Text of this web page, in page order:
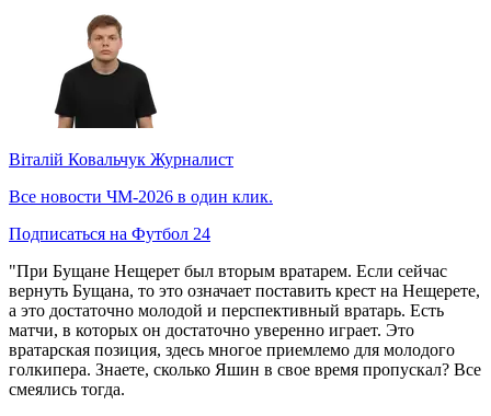
Віталій Ковальчук Журналист
Все новости ЧМ-2026 в один клик.
Подписаться на Футбол 24
"При Бущане Нещерет был вторым вратарем. Если сейчас
вернуть Бущана, то это означает поставить крест на Нещерете,
а это достаточно молодой и перспективный вратарь. Есть
матчи, в которых он достаточно уверенно играет. Это
вратарская позиция, здесь многое приемлемо для молодого
голкипера. Знаете, сколько Яшин в свое время пропускал? Все
смеялись тогда.